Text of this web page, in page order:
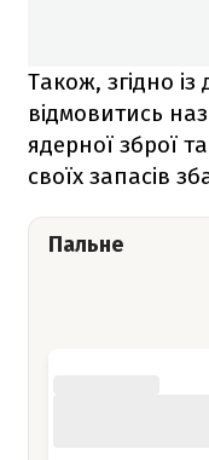
Також, згідно
відмовитись
ядерної зброї
своїх запасів
Пальне